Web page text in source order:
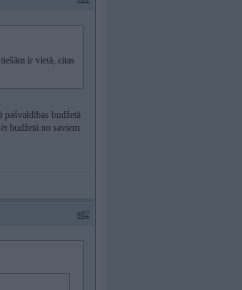
tiešām ir vietā, citas
budžetā
budžetā no saviem
#82